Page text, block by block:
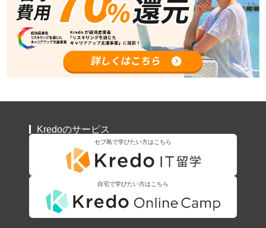
Kredoのサービス
セブ島で学びたい方はこちら
自宅で学びたい方はこちら